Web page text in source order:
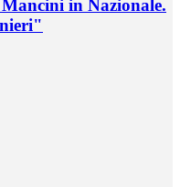
in Nazionale.